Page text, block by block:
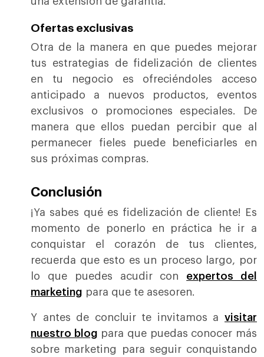
Ofertas exclusivas
Otra de la manera en que puedes mejorar
tus estrategias de fidelización de clientes
en tu negocio es ofreciéndoles acceso
anticipado a nuevos productos, eventos
exclusivos o promociones especiales. De
manera que ellos puedan percibir que al
permanecer fieles puede beneficiarles en
sus próximas compras.
Conclusión
¡Ya sabes qué es fidelización de cliente! Es
momento de ponerlo en práctica he ir a
conquistar el corazón de tus clientes,
recuerda que esto es un proceso largo, por
lo que puedes acudir con expertos del
marketing para que te asesoren.
Y antes de concluir te invitamos a visitar
nuestro blog para que puedas conocer más
sobre marketing para seguir conquistando